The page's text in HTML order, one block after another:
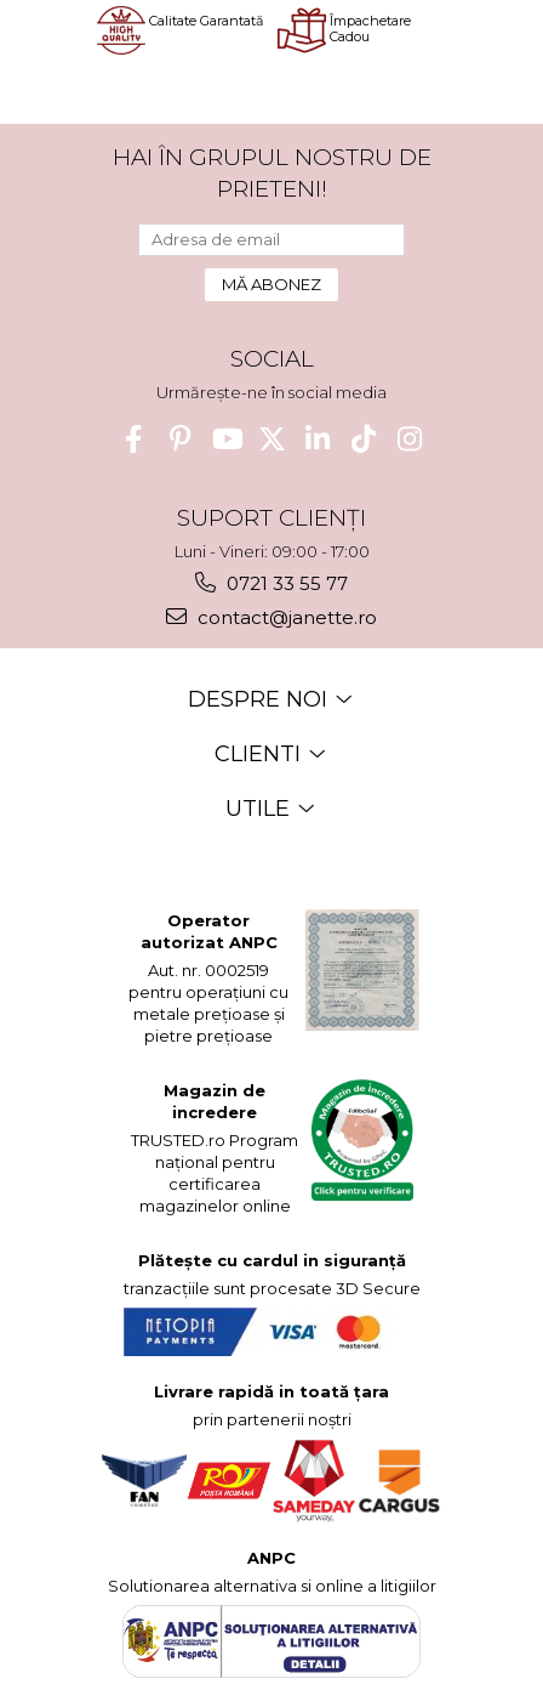
Calitate Garantată
Împachetare
Cadou
HAI ÎN GRUPUL NOSTRU DE
PRIETENI!
SOCIAL
Urmărește-ne în social media
SUPORT CLIENȚI
Luni - Vineri: 09:00 - 17:00
0721 33 55 77
contact@janette.ro
DESPRE NOI
CLIENTI
UTILE
Operator
autorizat ANPC
Aut. nr. 0002519
pentru operațiuni cu
metale prețioase și
pietre prețioase
Magazin de
incredere
TRUSTED.ro Program
național pentru
certificarea
magazinelor online
Plătește cu cardul in siguranță
tranzacțiile sunt procesate 3D Secure
Livrare rapidă in toată țara
prin partenerii noștri
ANPC
Solutionarea alternativa si online a litigiilor